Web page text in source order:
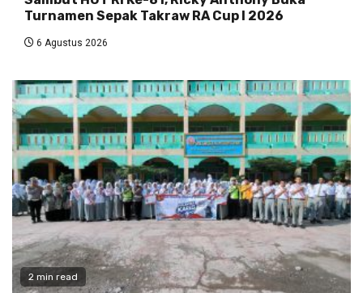
Turnamen Sepak Takraw RA Cup I 2026
6 Agustus 2026
2 min read